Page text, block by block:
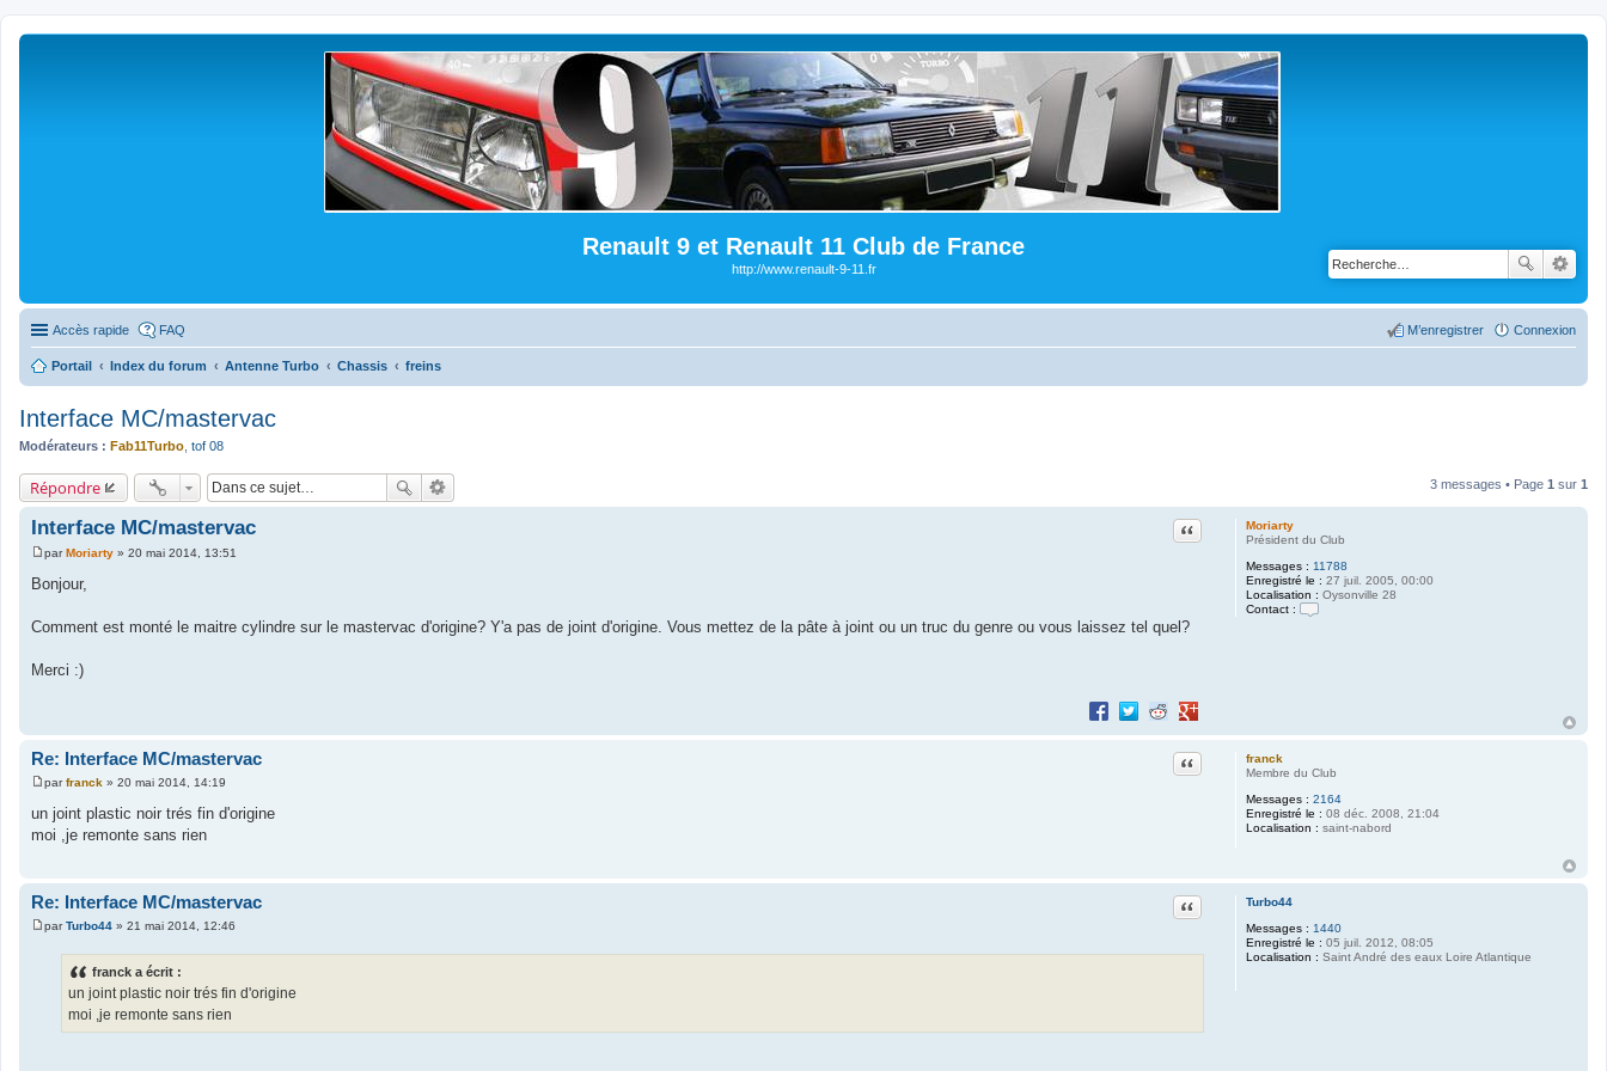
Renault 9 et Renault 11 Club de France
http://www.renault-9-11.fr
Accès rapide FAQ Connexion
M’enregistrer
Portail Index du forum Antenne Turbo Chassis freins
Interface MC/mastervac
Modérateurs : Fab11Turbo tof 08
Répondre 3 messages • Page 1 sur 1
Moriarty
Président du Club
Messages : 11788
Enregistré le : 27 juil. 2005, 00:00
Localisation : Oysonville 28
Contact :
r
o
i
a
r
Interface MC/mastervac Citation
M
s
g
parMoriarty » 20 mai 2014, 13:51
Bonjour,
Comment est monté le maitre cylindre sur le mastervac d'origine? Y'a pas de joint d'origine. Vous mettez de la pâte à joint ou un truc du genre ou vous laissez tel quel?
Merci :)
Partager sur Facebook
Partager sur Twitter
Partager sur Reddit
Partager sur Google+
franck
Membre du Club
Messages : 2164
Enregistré le : 08 déc. 2008, 21:04
Localisation : saint-nabord
Re: Interface MC/mastervac Citation
M
s
s
parfranck » 20 mai 2014, 14:19
un joint plastic noir trés fin d'origine
moi ,je remonte sans rien
Turbo44
Messages : 1440
Enregistré le : 05 juil. 2012, 08:05
Localisation : Saint André des eaux Loire Atlantique
Re: Interface MC/mastervac Citation
M
parTurbo44 » 21 mai 2014, 12:46
franck a écrit :
un joint plastic noir trés fin d'origine
moi ,je remonte sans rien